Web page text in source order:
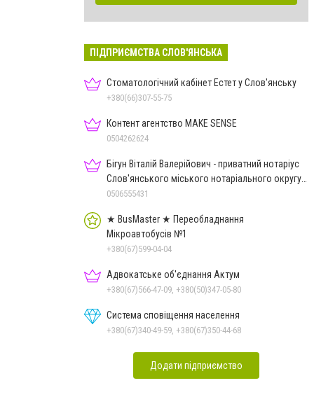
ПІДПРИЄМСТВА СЛОВ'ЯНСЬКА
Стоматологічний кабінет Естет у Слов'янську
+380(66)307-55-75
Контент агентство MAKE SENSE
0504262624
Бігун Віталій Валерійович - приватний нотаріус
Слов'янського міського нотаріального округу
Дон.обл.
0506555431
★ BusMaster ★ Переобладнання
Мікроавтобусів №1
+380(67)599-04-04
Адвокатське об'єднання Актум
+380(67)566-47-09, +380(50)347-05-80
Система сповіщення населення
+380(67)340-49-59, +380(67)350-44-68
Додати підприємство